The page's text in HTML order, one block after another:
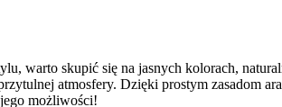
warto skupić się na jasnych kolorach,
atmosfery. Dzięki prostym zasadom
możliwości!